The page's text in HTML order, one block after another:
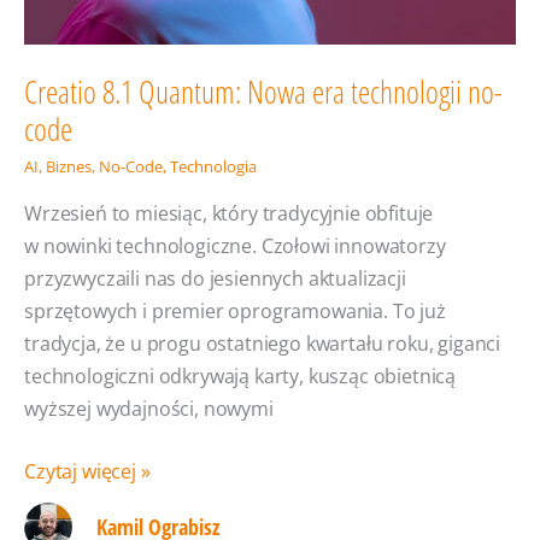
Creatio 8.1 Quantum: Nowa era technologii no-
code
AI, Biznes, No-Code,Technologia
Wrzesień to miesiąc, który tradycyjnie obfituje
w nowinki technologiczne. Czołowi innowatorzy
przyzwyczaili nas do jesiennych aktualizacji
sprzętowych i premier oprogramowania. To już
tradycja, że u progu ostatniego kwartału roku, giganci
technologiczni odkrywają karty, kusząc obietnicą
wyższej wydajności, nowymi
Creatio
8.1
Quantum:
Czytaj więcej »
Kamil Ograbisz